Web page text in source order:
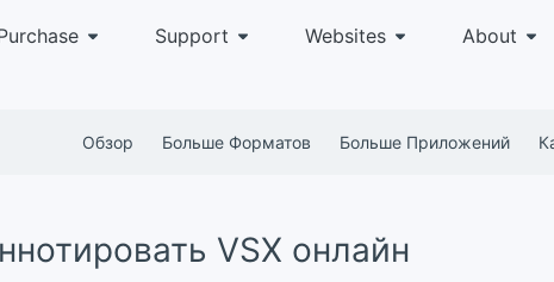
Support Websites About
Обзор Больше Форматов Больше Приложений
VSX онлайн